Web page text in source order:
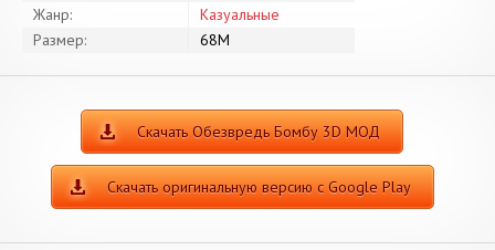
Жанр:
Казуальные
Размер:
68M
Скачать Обезвредь Бомбу 3D МОД
Скачать оригинальную версию с Google Play